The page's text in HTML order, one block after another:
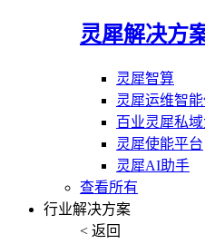
灵犀解决方
灵犀智算
灵犀运维智
百业灵犀私
灵犀使能平台
灵犀AI助手
查看所有
行业解决方案
< 返回